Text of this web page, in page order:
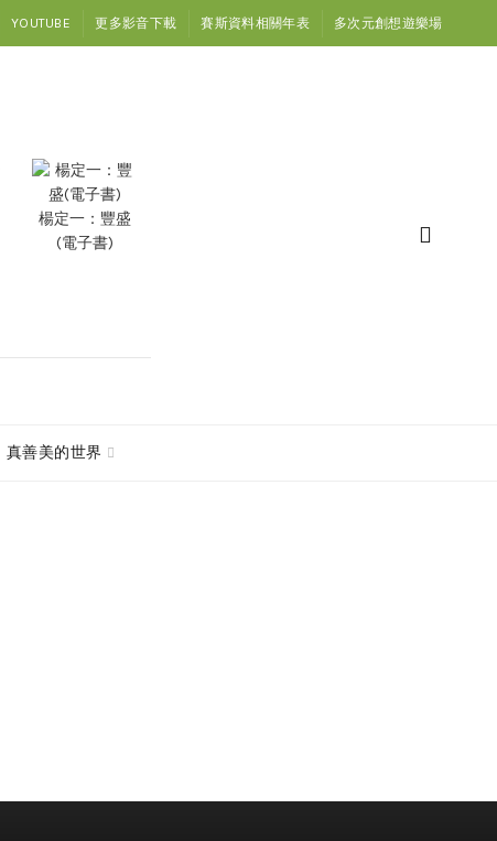
YOUTUBE 更多影音下載 賽斯資料相關年表 多次元創想遊樂場
楊定一：豐盛
(電子書)
真善美的世界